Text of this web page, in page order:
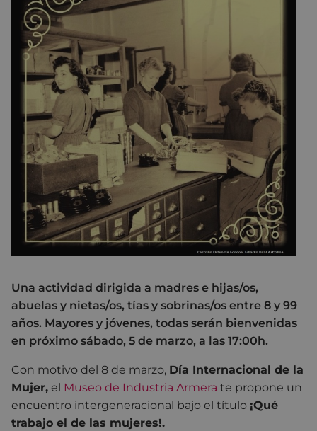
Una actividad dirigida a madres e hijas/os,
abuelas y nietas/os, tías y sobrinas/os entre 8 y 99
años. Mayores y jóvenes, todas serán bienvenidas
en próximo sábado, 5 de marzo, a las 17:00h.
Con motivo del 8 de marzo, Día Internacional de la
Mujer, el Museo de Industria Armera te propone un
encuentro intergeneracional bajo el título ¡Qué
trabajo el de las mujeres!.